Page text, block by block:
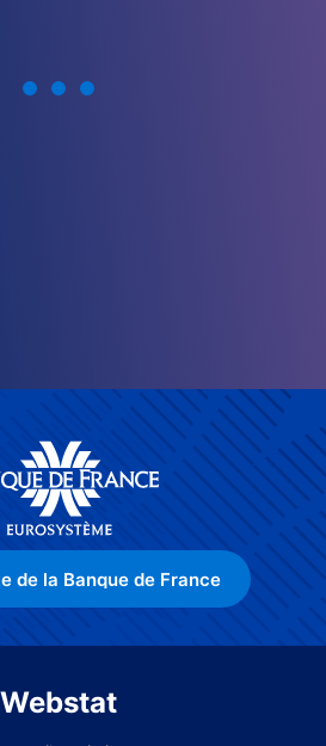
de la Banque de France
Webstat